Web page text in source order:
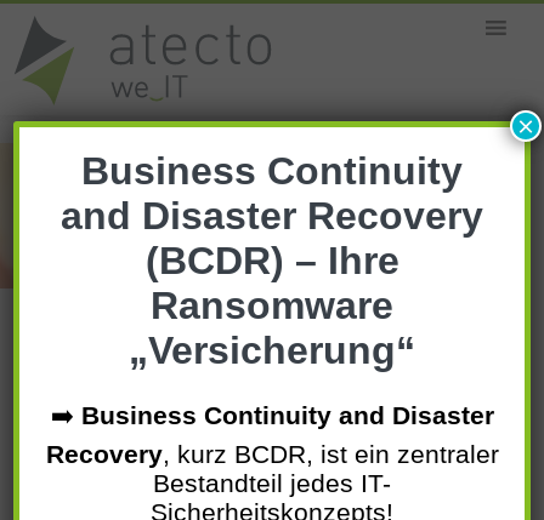
Home » IT Lösungen
»
Datensicherheit
Business Continuity
and Disaster Recovery
(BCDR) – Ihre
Ransomware
„Versicherung“
➡️ Business Continuity and Disaster
Recovery, kurz BCDR, ist ein zentraler
Bestandteil jedes IT-
Sicherheitskonzepts!
×